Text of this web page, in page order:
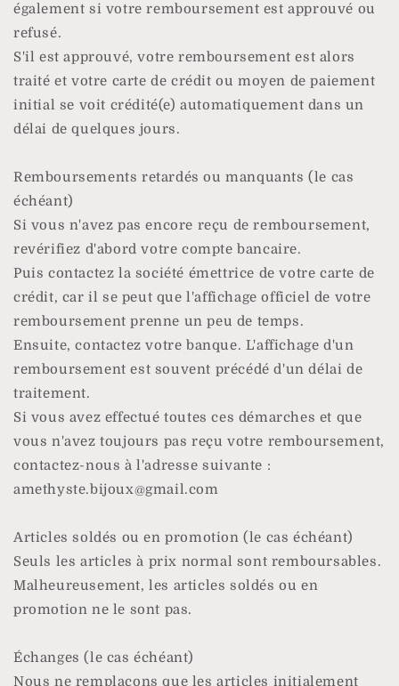
également si votre remboursement est approuvé ou
refusé.
S'il est approuvé, votre remboursement est alors
traité et votre carte de crédit ou moyen de paiement
initial se voit crédité(e) automatiquement dans un
délai de quelques jours.
Remboursements retardés ou manquants (le cas
échéant)
Si vous n'avez pas encore reçu de remboursement,
revérifiez d'abord votre compte bancaire.
Puis contactez la société émettrice de votre carte de
crédit, car il se peut que l'affichage officiel de votre
remboursement prenne un peu de temps.
Ensuite, contactez votre banque. L'affichage d'un
remboursement est souvent précédé d'un délai de
traitement.
Si vous avez effectué toutes ces démarches et que
vous n'avez toujours pas reçu votre remboursement,
contactez-nous à l'adresse suivante :
amethyste.bijoux@gmail.com
Articles soldés ou en promotion (le cas échéant)
Seuls les articles à prix normal sont remboursables.
Malheureusement, les articles soldés ou en
promotion ne le sont pas.
Échanges (le cas échéant)
Nous ne remplaçons que les articles initialement